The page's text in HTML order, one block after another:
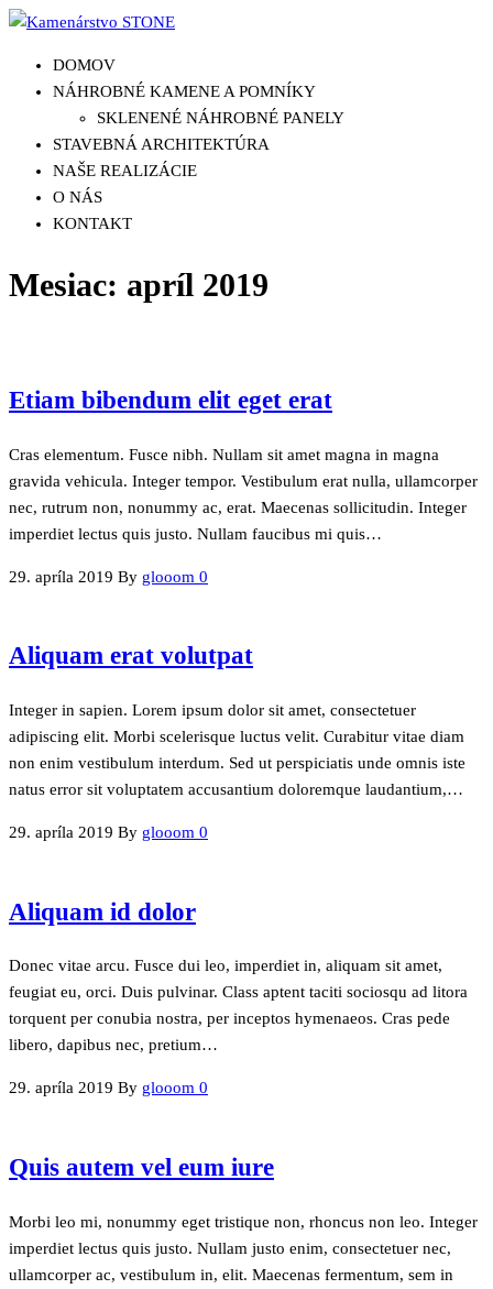
Skip
content
DOMOV
NÁHROBNÉ KAMENE A POMNÍKY
SKLENENÉ NÁHROBNÉ PANELY
STAVEBNÁ ARCHITEKTÚRA
NAŠE REALIZÁCIE
O NÁS
KONTAKT
Mesiac: apríl 2019
Etiam bibendum elit eget erat
Cras elementum. Fusce nibh. Nullam sit amet magna in magna
gravida vehicula. Integer tempor. Vestibulum erat nulla, ullamcorper
nec, rutrum non, nonummy ac, erat. Maecenas sollicitudin. Integer
imperdiet lectus quis justo. Nullam faucibus mi quis…
29. apríla 2019 By glooom 0
Aliquam erat volutpat
Integer in sapien. Lorem ipsum dolor sit amet, consectetuer
adipiscing elit. Morbi scelerisque luctus velit. Curabitur vitae diam
non enim vestibulum interdum. Sed ut perspiciatis unde omnis iste
natus error sit voluptatem accusantium doloremque laudantium,…
29. apríla 2019 By glooom 0
Aliquam id dolor
Donec vitae arcu. Fusce dui leo, imperdiet in, aliquam sit amet,
feugiat eu, orci. Duis pulvinar. Class aptent taciti sociosqu ad litora
torquent per conubia nostra, per inceptos hymenaeos. Cras pede
libero, dapibus nec, pretium…
29. apríla 2019 By glooom 0
Quis autem vel eum iure
Morbi leo mi, nonummy eget tristique non, rhoncus non leo. Integer
imperdiet lectus quis justo. Nullam justo enim, consectetuer nec,
ullamcorper ac, vestibulum in, elit. Maecenas fermentum, sem in